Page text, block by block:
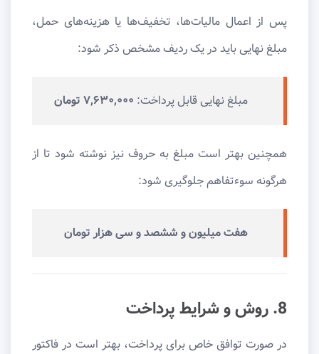
پس از اعمال مالیات‌ها، تخفیف‌ها یا هزینه‌های حمل،
مبلغ نهایی باید در یک ردیف مشخص ذکر شود:
مبلغ نهایی قابل پرداخت: ۷,۶۳۰,۰۰۰ تومان
همچنین بهتر است مبلغ به حروف نیز نوشته شود تا از
هرگونه سوءتفاهم جلوگیری شود:
هفت میلیون و ششصد و سی هزار تومان
8. روش و شرایط پرداخت
در صورت توافق خاص برای پرداخت، بهتر است در فاکتور